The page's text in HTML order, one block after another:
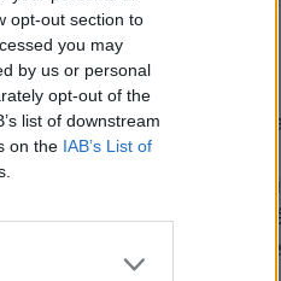
opt-out section to
you may
by us or personal
opt-out of the
list of downstream
on the IAB’s List of
herceget?
SÓLYOM ISTVÁN
A román királyi
nem ismert tagját
kiadhatják
börtönbüntetés
unokájának